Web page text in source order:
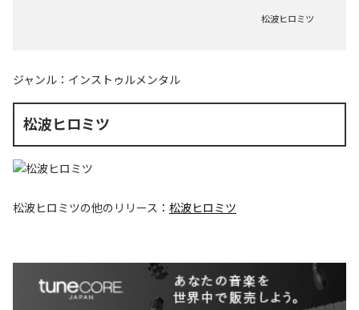
松波ヒロミツ
ジャンル： インストゥルメンタル
松波ヒロミツ
松波ヒロミツの他のリリース： 松波ヒロミツ